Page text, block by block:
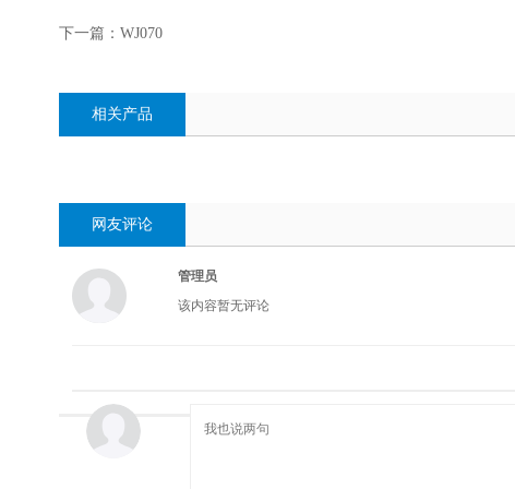
下一篇：WJ070
相关产品
网友评论
管理员
该内容暂无评论